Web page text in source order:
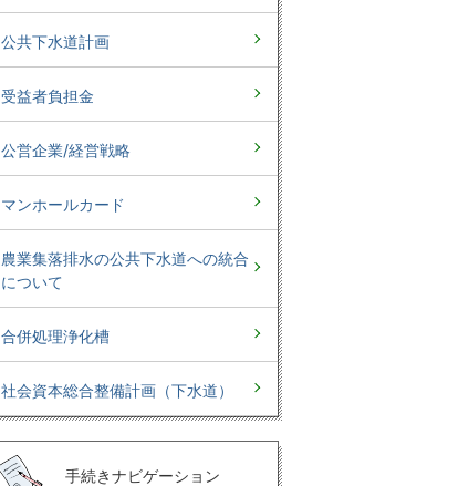
公共下水道計画
受益者負担金
公営企業/経営戦略
マンホールカード
農業集落排水の公共下水道への統合
について
合併処理浄化槽
社会資本総合整備計画（下水道）
手続きナビゲーション